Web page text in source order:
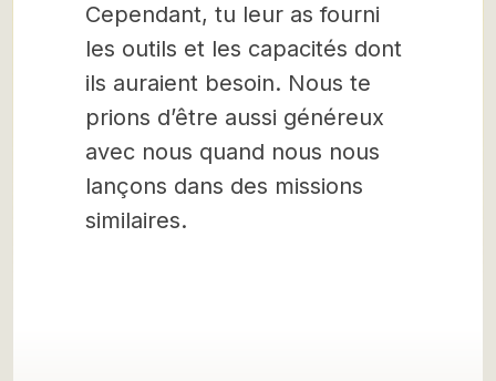
Cependant, tu leur as fourni
les outils et les capacités dont
ils auraient besoin. Nous te
prions d’être aussi généreux
avec nous quand nous nous
lançons dans des missions
similaires.